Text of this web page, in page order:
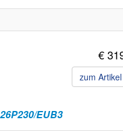
€
zum
EUB3